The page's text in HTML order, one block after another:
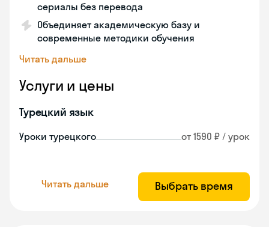
сериалы без перевода
Объединяет академическую базу и
современные методики обучения
Читать дальше
Услуги и цены
Турецкий язык
Уроки турецкого от 1590 ₽ / урок
Читать дальше Выбрать время